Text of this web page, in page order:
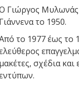
Γιώργος Μυλωνάς
Γιάννενα το 1950.
το 1977 έως το
μακέτες, σχέδια και